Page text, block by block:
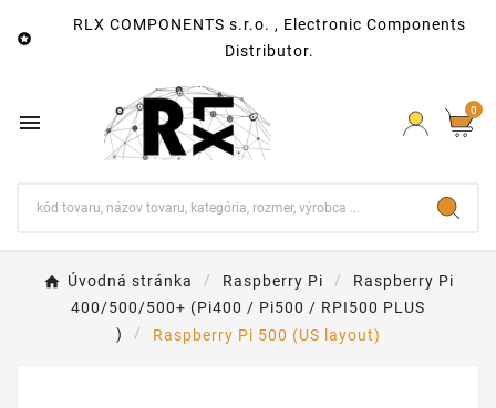

RLX COMPONENTS s.r.o. , Electronic Components
Distributor.
 0
Úvodná stránka Raspberry Pi
Raspberry Pi
400/500/500+ (Pi400 / Pi500 / RPI500 PLUS
)
Raspberry Pi 500 (US layout)